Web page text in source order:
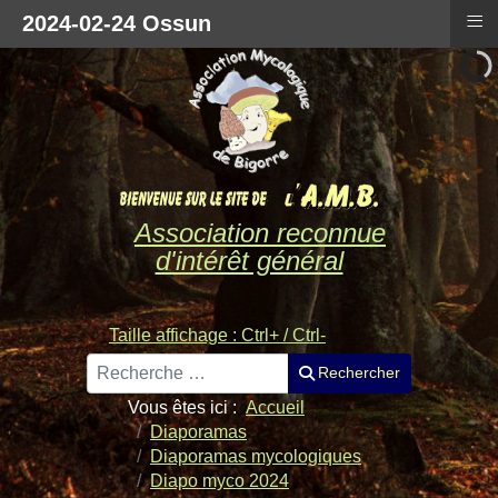
Association reconnue
d'intérêt général
Taille affichage : Ctrl+ / Ctrl-
Rechercher
Rechercher
Vous êtes ici : Accueil
Diaporamas
Diaporamas mycologiques
Diapo myco 2024
2024-02-24 Ossun ≡